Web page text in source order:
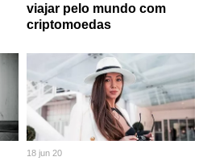
viajar pelo mundo com
criptomoedas
18 jun 20